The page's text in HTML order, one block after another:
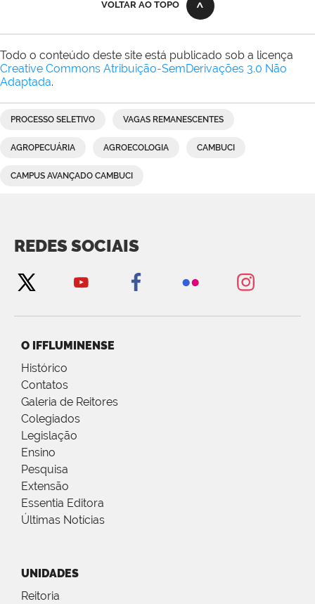
VOLTAR AO TOPO
Todo o conteúdo deste site está publicado sob a licença
Creative Commons Atribuição-SemDerivações 3.0 Não
Adaptada.
PROCESSO SELETIVO VAGAS REMANESCENTES
AGROPECUÁRIA AGROECOLOGIA CAMBUCI
CAMPUS AVANÇADO CAMBUCI
REDES SOCIAIS
O IFFLUMINENSE
Histórico
Contatos
Galeria de Reitores
Colegiados
Legislação
Ensino
Pesquisa
Extensão
Essentia Editora
Últimas Notícias
UNIDADES
Reitoria